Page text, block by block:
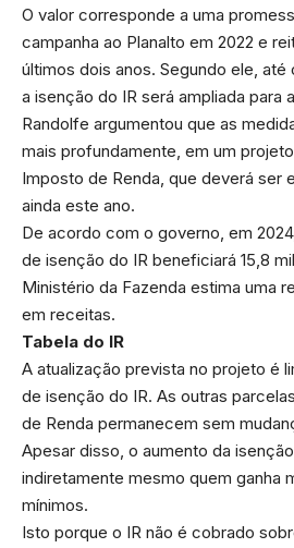
O valor corresponde a uma
campanha ao Planalto em 2022 e
últimos dois anos. Segundo ele,
a isenção do IR será ampliada para
Randolfe argumentou que as
mais profundamente, em um
Imposto de Renda, que deverá ser
ainda este ano.
De acordo com o governo, em
de isenção do IR beneficiará 15,8
Ministério da Fazenda estima uma
em receitas.
Tabela do IR
A atualização prevista no projeto é
de isenção do IR. As outras
de Renda permanecem sem
Apesar disso, o aumento da
indiretamente mesmo quem ganha
mínimos.
Isto porque o IR não é cobrado